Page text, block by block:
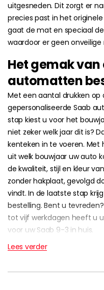
uitgesneden. Dit zorgt er
precies past in het
gaat de mat en speciaal
waardoor er geen
Het gemak
automatten
Met een aantal drukken
gepersonaliseerde Saab
stap kiest u voor het
niet zeker welk jaar dit is?
kenteken in te voeren. Met
uit welk bouwjaar uw auto
de kwaliteit, stijl en kleur
zonder hakplaat, gevolgd
vindt. In de laatste stap
bestelling. Bent u
tot vijf werkdagen heeft u
voor uw Saab 9-3 in huis.
Lees verder